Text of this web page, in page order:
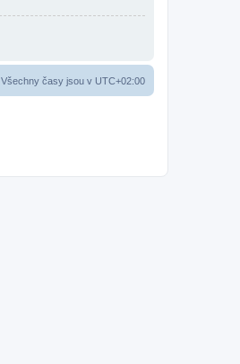
Všechny časy jsou v UTC+02:00